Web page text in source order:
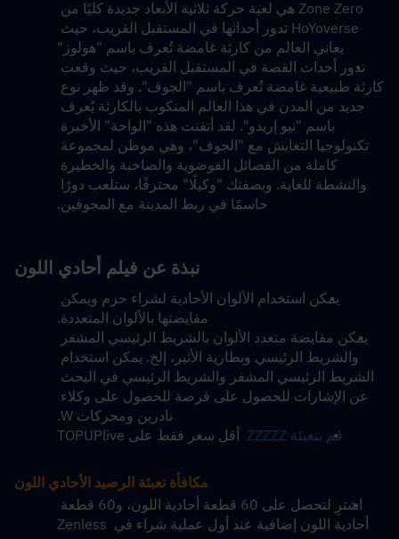
يعاني العالم من كارثة غامضة تُعرف باسم "هولوز"
حاسمًا في ربط المدينة مع المجوفين.
نبذة عن فيلم أحادي اللون
مقايضتها بالألوان المتعددة.
نادرين ومحركات W.
قم بتعبئة ZZZZZ
  أقل سعر فقط على TOPUPlive
مكافأة تعبئة الرصيد الأحادي اللون
أحادية اللون إضافية عند أول عملية شراء في Zenless